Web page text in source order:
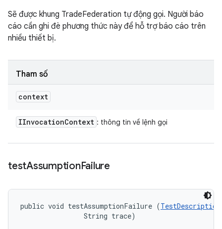
Sẽ được khung TradeFederation tự động gọi. Người báo
cáo cần ghi đè phương thức này để hỗ trợ báo cáo trên
nhiều thiết bị.
Tham số
context
IInvocationContext : thông tin về lệnh gọi
testAssumptionFailure
public void testAssumptionFailure (TestDescription
                String trace)